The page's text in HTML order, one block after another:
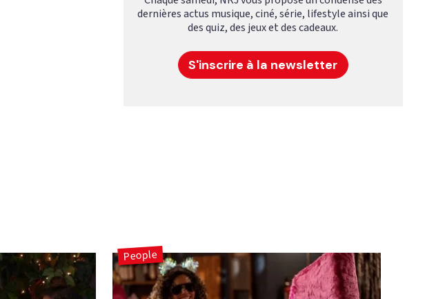
dernières actus musique, ciné, série, lifestyle ainsi que
des quiz, des jeux et des cadeaux.
S'inscrire à la newsletter
People